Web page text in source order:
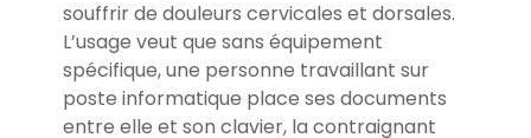
souffrir de douleurs cervicales et dorsales.
L’usage veut que sans équipement
spécifique, une personne travaillant sur
poste informatique place ses documents
entre elle et son clavier, la contraignant